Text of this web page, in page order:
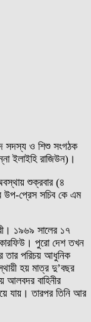
সদস্য ও শিশু সংগঠক
ইলাইহি রাজিউন)।
শুক্রবার (৪
উপ-প্রেস সচিব কে এম
১৯৬৯ সালের ১৭
কারফিউ। পুরো দেশ তখন
তার পরিচয় আধুনিক
হয় মাত্র দু’বছর
আলবদর বাহিনীর
যায়। তারপর তিনি আর